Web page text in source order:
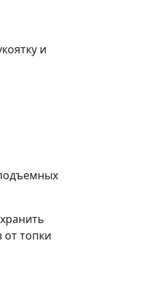
и
топки